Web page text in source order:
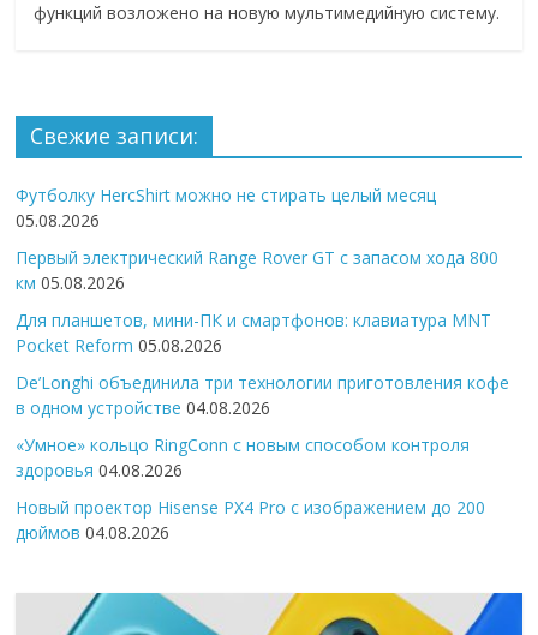
функций возложено на новую мультимедийную систему.
Свежие записи:
Футболку HercShirt можно не стирать целый месяц
05.08.2026
Первый электрический Range Rover GT с запасом хода 800
км 05.08.2026
Для планшетов, мини-ПК и смартфонов: клавиатура MNT
Pocket Reform 05.08.2026
De’Longhi объединила три технологии приготовления кофе
в одном устройстве 04.08.2026
«Умное» кольцо RingConn с новым способом контроля
здоровья 04.08.2026
Новый проектор Hisense PX4 Pro с изображением до 200
дюймов 04.08.2026